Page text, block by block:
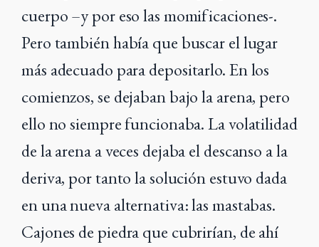
cuerpo –y por eso las momificaciones-.
Pero también había que buscar el lugar
más adecuado para depositarlo. En los
comienzos, se dejaban bajo la arena, pero
ello no siempre funcionaba. La volatilidad
de la arena a veces dejaba el descanso a la
deriva, por tanto la solución estuvo dada
en una nueva alternativa: las mastabas.
Cajones de piedra que cubrirían, de ahí